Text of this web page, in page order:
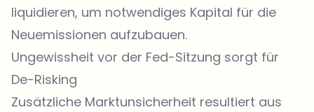
liquidieren, um notwendiges Kapital für die
Neuemissionen aufzubauen.
Ungewissheit vor der Fed-Sitzung sorgt für
De-Risking
Zusätzliche Marktunsicherheit resultiert aus